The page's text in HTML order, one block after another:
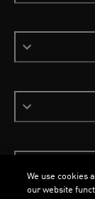
We use cookies
our website